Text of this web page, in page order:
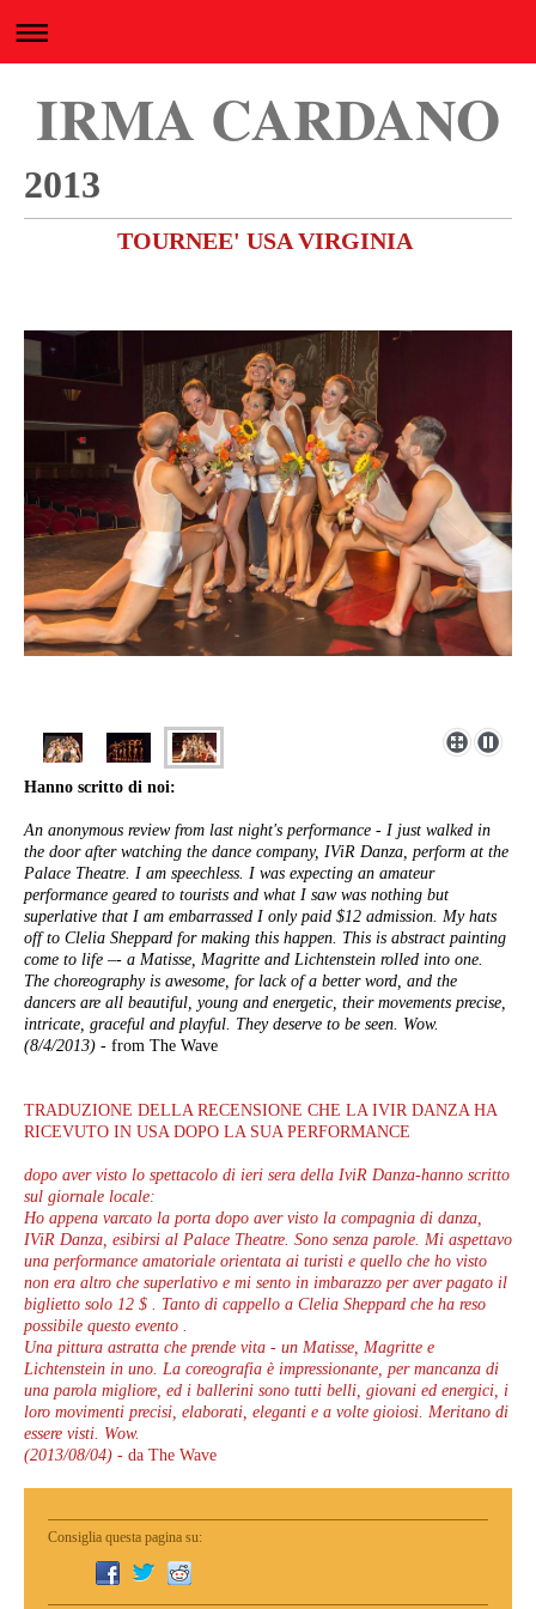
IRMA CARDANO
2013
TOURNEE' USA VIRGINIA
Hanno scritto di noi:
An anonymous review from last night's performance - I just walked in
the door after watching the dance company, IViR Danza, perform at the
Palace Theatre. I am speechless. I was expecting an amateur
performance geared to tourists and what I saw was nothing but
superlative that I am embarrassed I only paid $12 admission. My hats
off to Clelia Sheppard for making this happen. This is abstract painting
come to life –- a Matisse, Magritte and Lichtenstein rolled into one.
The choreography is awesome, for lack of a better word, and the
dancers are all beautiful, young and energetic, their movements precise,
intricate, graceful and playful. They deserve to be seen. Wow.
(8/4/2013) - from The Wave
TRADUZIONE DELLA RECENSIONE CHE LA IVIR DANZA HA
RICEVUTO IN USA DOPO LA SUA PERFORMANCE
dopo aver visto lo spettacolo di ieri sera della IviR Danza-hanno scritto
sul giornale locale:
Ho appena varcato la porta dopo aver visto la compagnia di danza,
IViR Danza, esibirsi al Palace Theatre. Sono senza parole. Mi aspettavo
una performance amatoriale orientata ai turisti e quello che ho visto
non era altro che superlativo e mi sento in imbarazzo per aver pagato il
biglietto solo 12 $ . Tanto di cappello a Clelia Sheppard che ha reso
possibile questo evento .
Una pittura astratta che prende vita - un Matisse, Magritte e
Lichtenstein in uno. La coreografia è impressionante, per mancanza di
una parola migliore, ed i ballerini sono tutti belli, giovani ed energici, i
loro movimenti precisi, elaborati, eleganti e a volte gioiosi. Meritano di
essere visti. Wow.
(2013/08/04) - da The Wave
Consiglia questa pagina su: